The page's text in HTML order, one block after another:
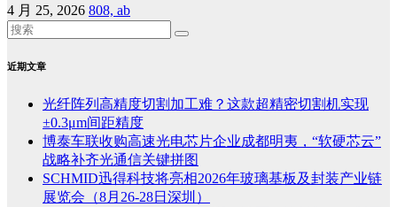
4 月 25, 2026 808, ab
近期文章
光纤阵列高精度切割加工难？这款超精密切割机实现
±0.3μm间距精度
博泰车联收购高速光电芯片企业成都明夷，“软硬芯云”
战略补齐光通信关键拼图
SCHMID迅得科技将亮相2026年玻璃基板及封装产业链
展览会（8月26-28日深圳）